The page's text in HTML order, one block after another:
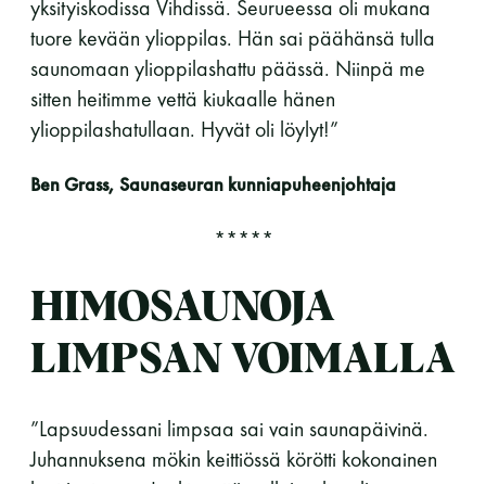
Suomen Saunaseura ry
Vaskiniementie 10, 00200 Helsinki
Kahvio/kassa 050 372 4167
(saunojen aukioloaikana)
YHTEYSTIEDOT
Saunaseuran tarkoitus
yksityiskodissa Vihdissä. Seurueessa oli mukana
tuore kevään ylioppilas. Hän sai päähänsä tulla
saunomaan ylioppilashattu päässä. Niinpä me
sitten heitimme vettä kiukaalle hänen
ylioppilashatullaan. Hyvät oli löylyt!”
Ben Grass, Saunaseuran kunniapuheenjohtaja
*****
HIMOSAUNOJA
LIMPSAN VOIMALLA
”Lapsuudessani limpsaa sai vain saunapäivinä.
Juhannuksena mökin keittiössä körötti kokonainen